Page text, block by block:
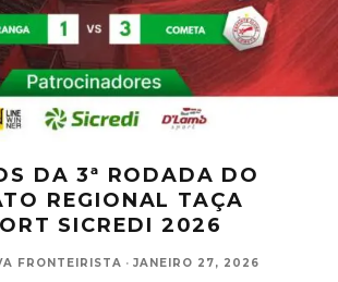
DA 3ª RODADA DO
REGIONAL TAÇA
SICREDI 2026
FRONTEIRISTA · JANEIRO 27, 2026